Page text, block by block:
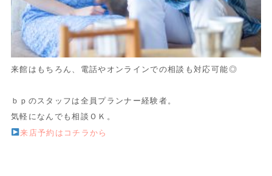
来館はもちろん、電話やオンラインでの相談も対応可能◎
ｂｐのスタッフは全員プランナー経験者。
気軽になんでも相談ＯＫ。
来店予約はコチラから